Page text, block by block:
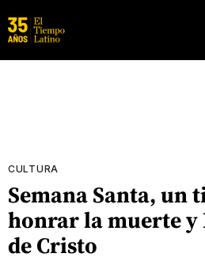
CULTURA
Semana Santa, un
honrar la muerte y
de Cristo